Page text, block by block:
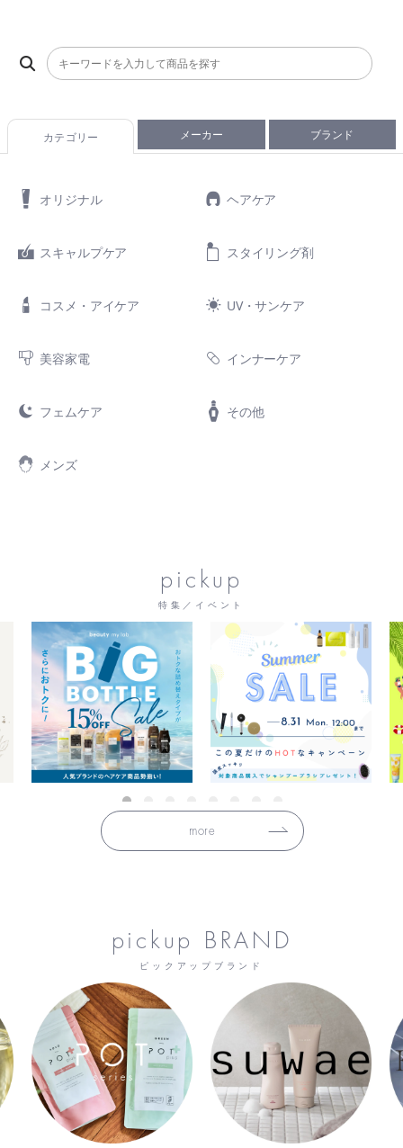
カテゴリー メーカー ブランド
オリジナル ヘアケア
スキャルプケア スタイリング剤
コスメ・アイケア UV・サンケア
美容家電 インナーケア
フェムケア その他
メンズ
pickup
特集／イベント
more
pickup BRAND
ピックアップブランド